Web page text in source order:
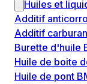
Huiles et
Additif
Additif
Burette d'huile
Huile de boite
Huile de pont